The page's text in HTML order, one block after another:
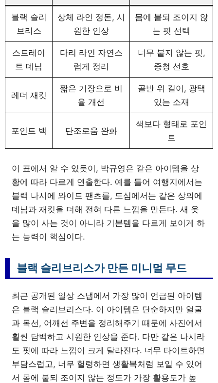
블랙 슬리
브리스
상체 라인 정돈, 시
원한 인상
몸에 붙되 조이지 않
는 핏 선택
스트레이
트 데님
다리 라인 자연스
럽게 정리
너무 붙지 않는 핏,
중청 선호
레더 재킷
짧은 기장으로 비
율 개선
골반 위 길이, 광택
있는 소재
포인트 백 단조로움 완화
색보다 형태로 포인
트
이 표에서 알 수 있듯이, 박규영은 같은 아이템을 상
황에 따라 다르게 연출한다. 예를 들어 여행지에서는
블랙 나시에 와이드 팬츠를, 도심에서는 같은 상의에
데님과 재킷을 더해 전혀 다른 느낌을 만든다. 새 옷
을 많이 사는 것이 아니라 기본템을 다르게 보이게 하
는 능력이 핵심이다.
블랙 슬리브리스가 만든 미니멀 무드
최근 공개된 일상 스냅에서 가장 많이 언급된 아이템
은 블랙 슬리브리스다. 이 아이템은 단순하지만 얼굴
과 목선, 어깨선 주변을 정리해주기 때문에 사진에서
훨씬 담백하고 시원한 인상을 준다. 다만 같은 나시라
도 핏에 따라 느낌이 크게 달라진다. 너무 타이트하면
부담스럽고, 너무 헐렁하면 생활복처럼 보일 수 있어
서 몸에 붙되 조이지 않는 정도가 가장 활용도가 높